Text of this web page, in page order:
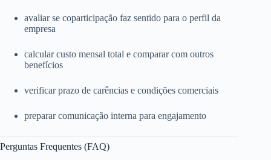
avaliar se coparticipação faz sentido para o perfil da
empresa
calcular custo mensal total e comparar com outros
benefícios
verificar prazo de carências e condições comerciais
preparar comunicação interna para engajamento
Perguntas Frequentes (FAQ)